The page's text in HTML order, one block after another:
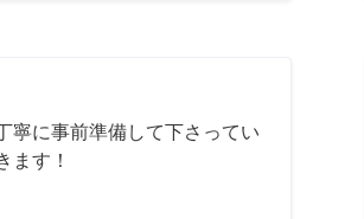
寧に事前準備して下さってい
ます！